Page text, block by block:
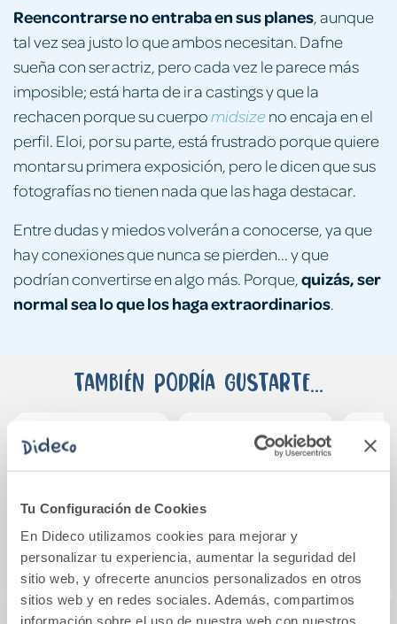
Tu Configuración de Cookies
En Dideco utilizamos cookies para mejorar y
personalizar tu experiencia, aumentar la seguridad del
sitio web, y ofrecerte anuncios personalizados en otros
sitios web y en redes sociales. Además, compartimos
información sobre el uso de nuestra web con nuestros
Reencontrarse no entraba en sus planes, aunque
tal vez sea justo lo que ambos necesitan. Dafne
sueña con ser actriz, pero cada vez le parece más
imposible; está harta de ir a castings y que la
rechacen porque su cuerpomidsizeno encaja en el
perfil. Eloi, por su parte, está frustrado porque quiere
montar su primera exposición, pero le dicen que sus
fotografías no tienen nada que las haga destacar.
Entre dudas y miedos volverán a conocerse, ya que
hay conexiones que nunca se pierden... y que
podrían convertirse en algo más. Porque,quizás, ser
normal sea lo que los haga extraordinarios.
También podría gustarte...